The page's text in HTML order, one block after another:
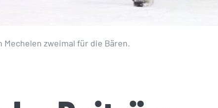
Mechelen zweimal für die Bären.